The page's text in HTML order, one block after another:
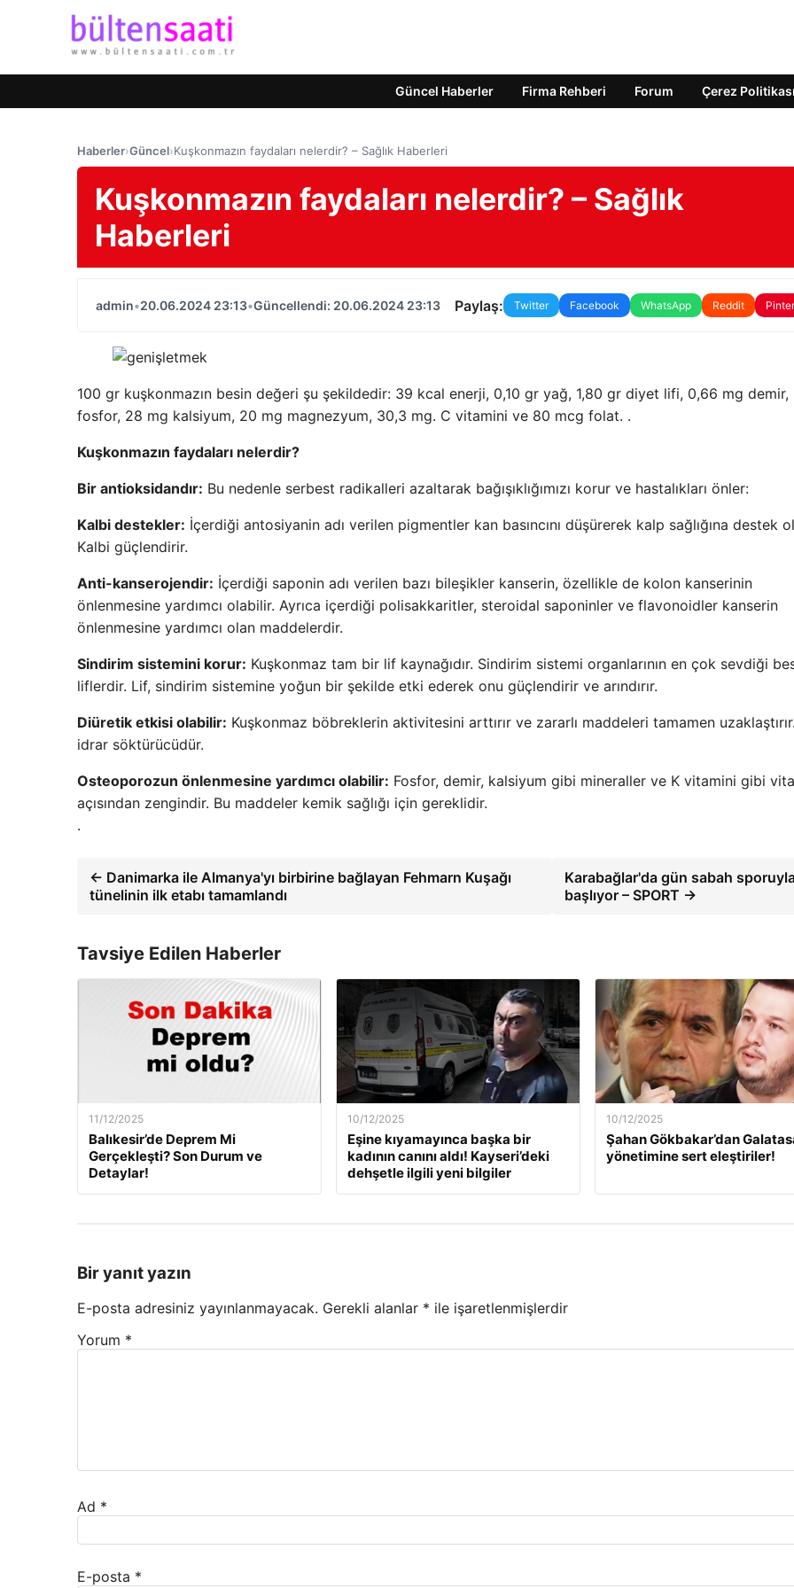
Güncel Haberler Firma Rehberi Forum Çerez Politikası
Haberler›Güncel›Kuşkonmazın faydaları nelerdir? – Sağlık Haberleri
Kuşkonmazın faydaları nelerdir? – Sağlık
Haberleri
admin•20.06.2024 23:13•Güncellendi: 20.06.2024 23:13 Paylaş: Twitter Facebook WhatsApp Reddit
100 gr kuşkonmazın besin değeri şu şekildedir: 39 kcal enerji, 0,10 gr yağ, 1,80 gr diyet lifi, 0,66 mg demir,
fosfor, 28 mg kalsiyum, 20 mg magnezyum, 30,3 mg. C vitamini ve 80 mcg folat. .
Kuşkonmazın faydaları nelerdir?
Bir antioksidandır: Bu nedenle serbest radikalleri azaltarak bağışıklığımızı korur ve hastalıkları önler:
Kalbi destekler: İçerdiği antosiyanin adı verilen pigmentler kan basıncını düşürerek kalp sağlığına destek
Kalbi güçlendirir.
Anti-kanserojendir: İçerdiği saponin adı verilen bazı bileşikler kanserin, özellikle de kolon kanserinin
önlenmesine yardımcı olabilir. Ayrıca içerdiği polisakkaritler, steroidal saponinler ve flavonoidler kanserin
önlenmesine yardımcı olan maddelerdir.
Sindirim sistemini korur: Kuşkonmaz tam bir lif kaynağıdır. Sindirim sistemi organlarının en çok sevdiği
liflerdir. Lif, sindirim sistemine yoğun bir şekilde etki ederek onu güçlendirir ve arındırır.
Diüretik etkisi olabilir: Kuşkonmaz böbreklerin aktivitesini arttırır ve zararlı maddeleri tamamen
idrar söktürücüdür.
Osteoporozun önlenmesine yardımcı olabilir: Fosfor, demir, kalsiyum gibi mineraller ve K vitamini gibi
açısından zengindir. Bu maddeler kemik sağlığı için gereklidir.
.
← Danimarka ile Almanya'yı birbirine bağlayan Fehmarn Kuşağı
tünelinin ilk etabı tamamlandı
Karabağlar'da gün sabah
başlıyor – SPORT →
Tavsiye Edilen Haberler
11/12/2025
Balıkesir’de Deprem Mi
Gerçekleşti? Son Durum ve
Detaylar!
10/12/2025
Eşine kıyamayınca başka bir
kadının canını aldı! Kayseri’deki
dehşetle ilgili yeni bilgiler
10/12/2025
Şahan Gökbakar’dan
yönetimine sert eleştiriler!
Bir yanıt yazın
E-posta adresiniz yayınlanmayacak. Gerekli alanlar * ile işaretlenmişlerdir
Yorum *
Ad *
E-posta *